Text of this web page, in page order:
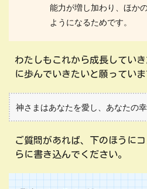
能力が増し加わり、ほか
ようになるためです。
わたしもこれから成長してい
に歩んでいきたいと願っていま
神さまはあなたを愛し、あなたの
ご質問があれば、下のほうに
らに書き込んでください。